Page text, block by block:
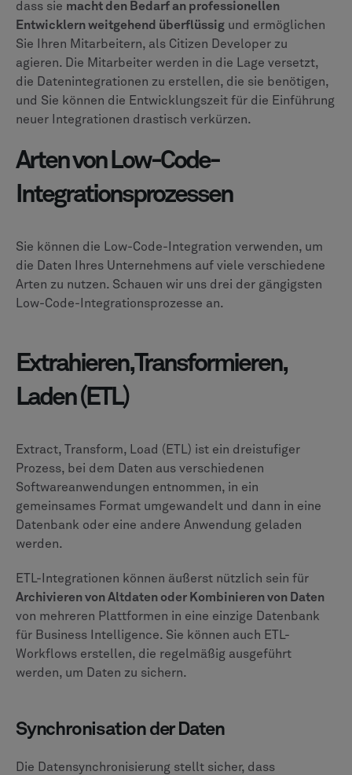
dass sie macht den Bedarf an professionellen
Entwicklern weitgehend überflüssig und ermöglichen
Sie Ihren Mitarbeitern, als Citizen Developer zu
agieren. Die Mitarbeiter werden in die Lage versetzt,
die Datenintegrationen zu erstellen, die sie benötigen,
und Sie können die Entwicklungszeit für die Einführung
neuer Integrationen drastisch verkürzen.
Arten von Low-Code-
Integrationsprozessen
Sie können die Low-Code-Integration verwenden, um
die Daten Ihres Unternehmens auf viele verschiedene
Arten zu nutzen. Schauen wir uns drei der gängigsten
Low-Code-Integrationsprozesse an.
Extrahieren, Transformieren,
Laden (ETL)
Extract, Transform, Load (ETL) ist ein dreistufiger
Prozess, bei dem Daten aus verschiedenen
Softwareanwendungen entnommen, in ein
gemeinsames Format umgewandelt und dann in eine
Datenbank oder eine andere Anwendung geladen
werden.
ETL-Integrationen können äußerst nützlich sein für
Archivieren von Altdaten oder Kombinieren von Daten
von mehreren Plattformen in eine einzige Datenbank
für Business Intelligence. Sie können auch ETL-
Workflows erstellen, die regelmäßig ausgeführt
werden, um Daten zu sichern.
Synchronisation der Daten
Die Datensynchronisierung stellt sicher, dass